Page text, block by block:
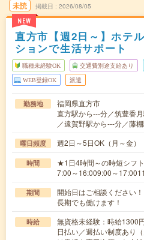
未読
NEW
掲載日 2026/08/05
直方市【週2日～】ホテ
ションで生活サポート
職種未経験OK 交通費別途支給あり
WEB登録OK 派遣
勤務地
福岡県直方市
直方駅から---分／筑豊香
／遠賀野駅から---分／藤
曜日頻度 週2日～5日OK（月～金
時間
★1日4時間～の時短シフ
7:00～16:009:00～
期間
開始日はご相談くださ
長期でも働けます！
時給
無資格未経験：時給
日払い／週払い制度あり